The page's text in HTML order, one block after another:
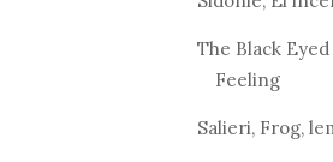
The Black
Feeling
Salieri, Frog,